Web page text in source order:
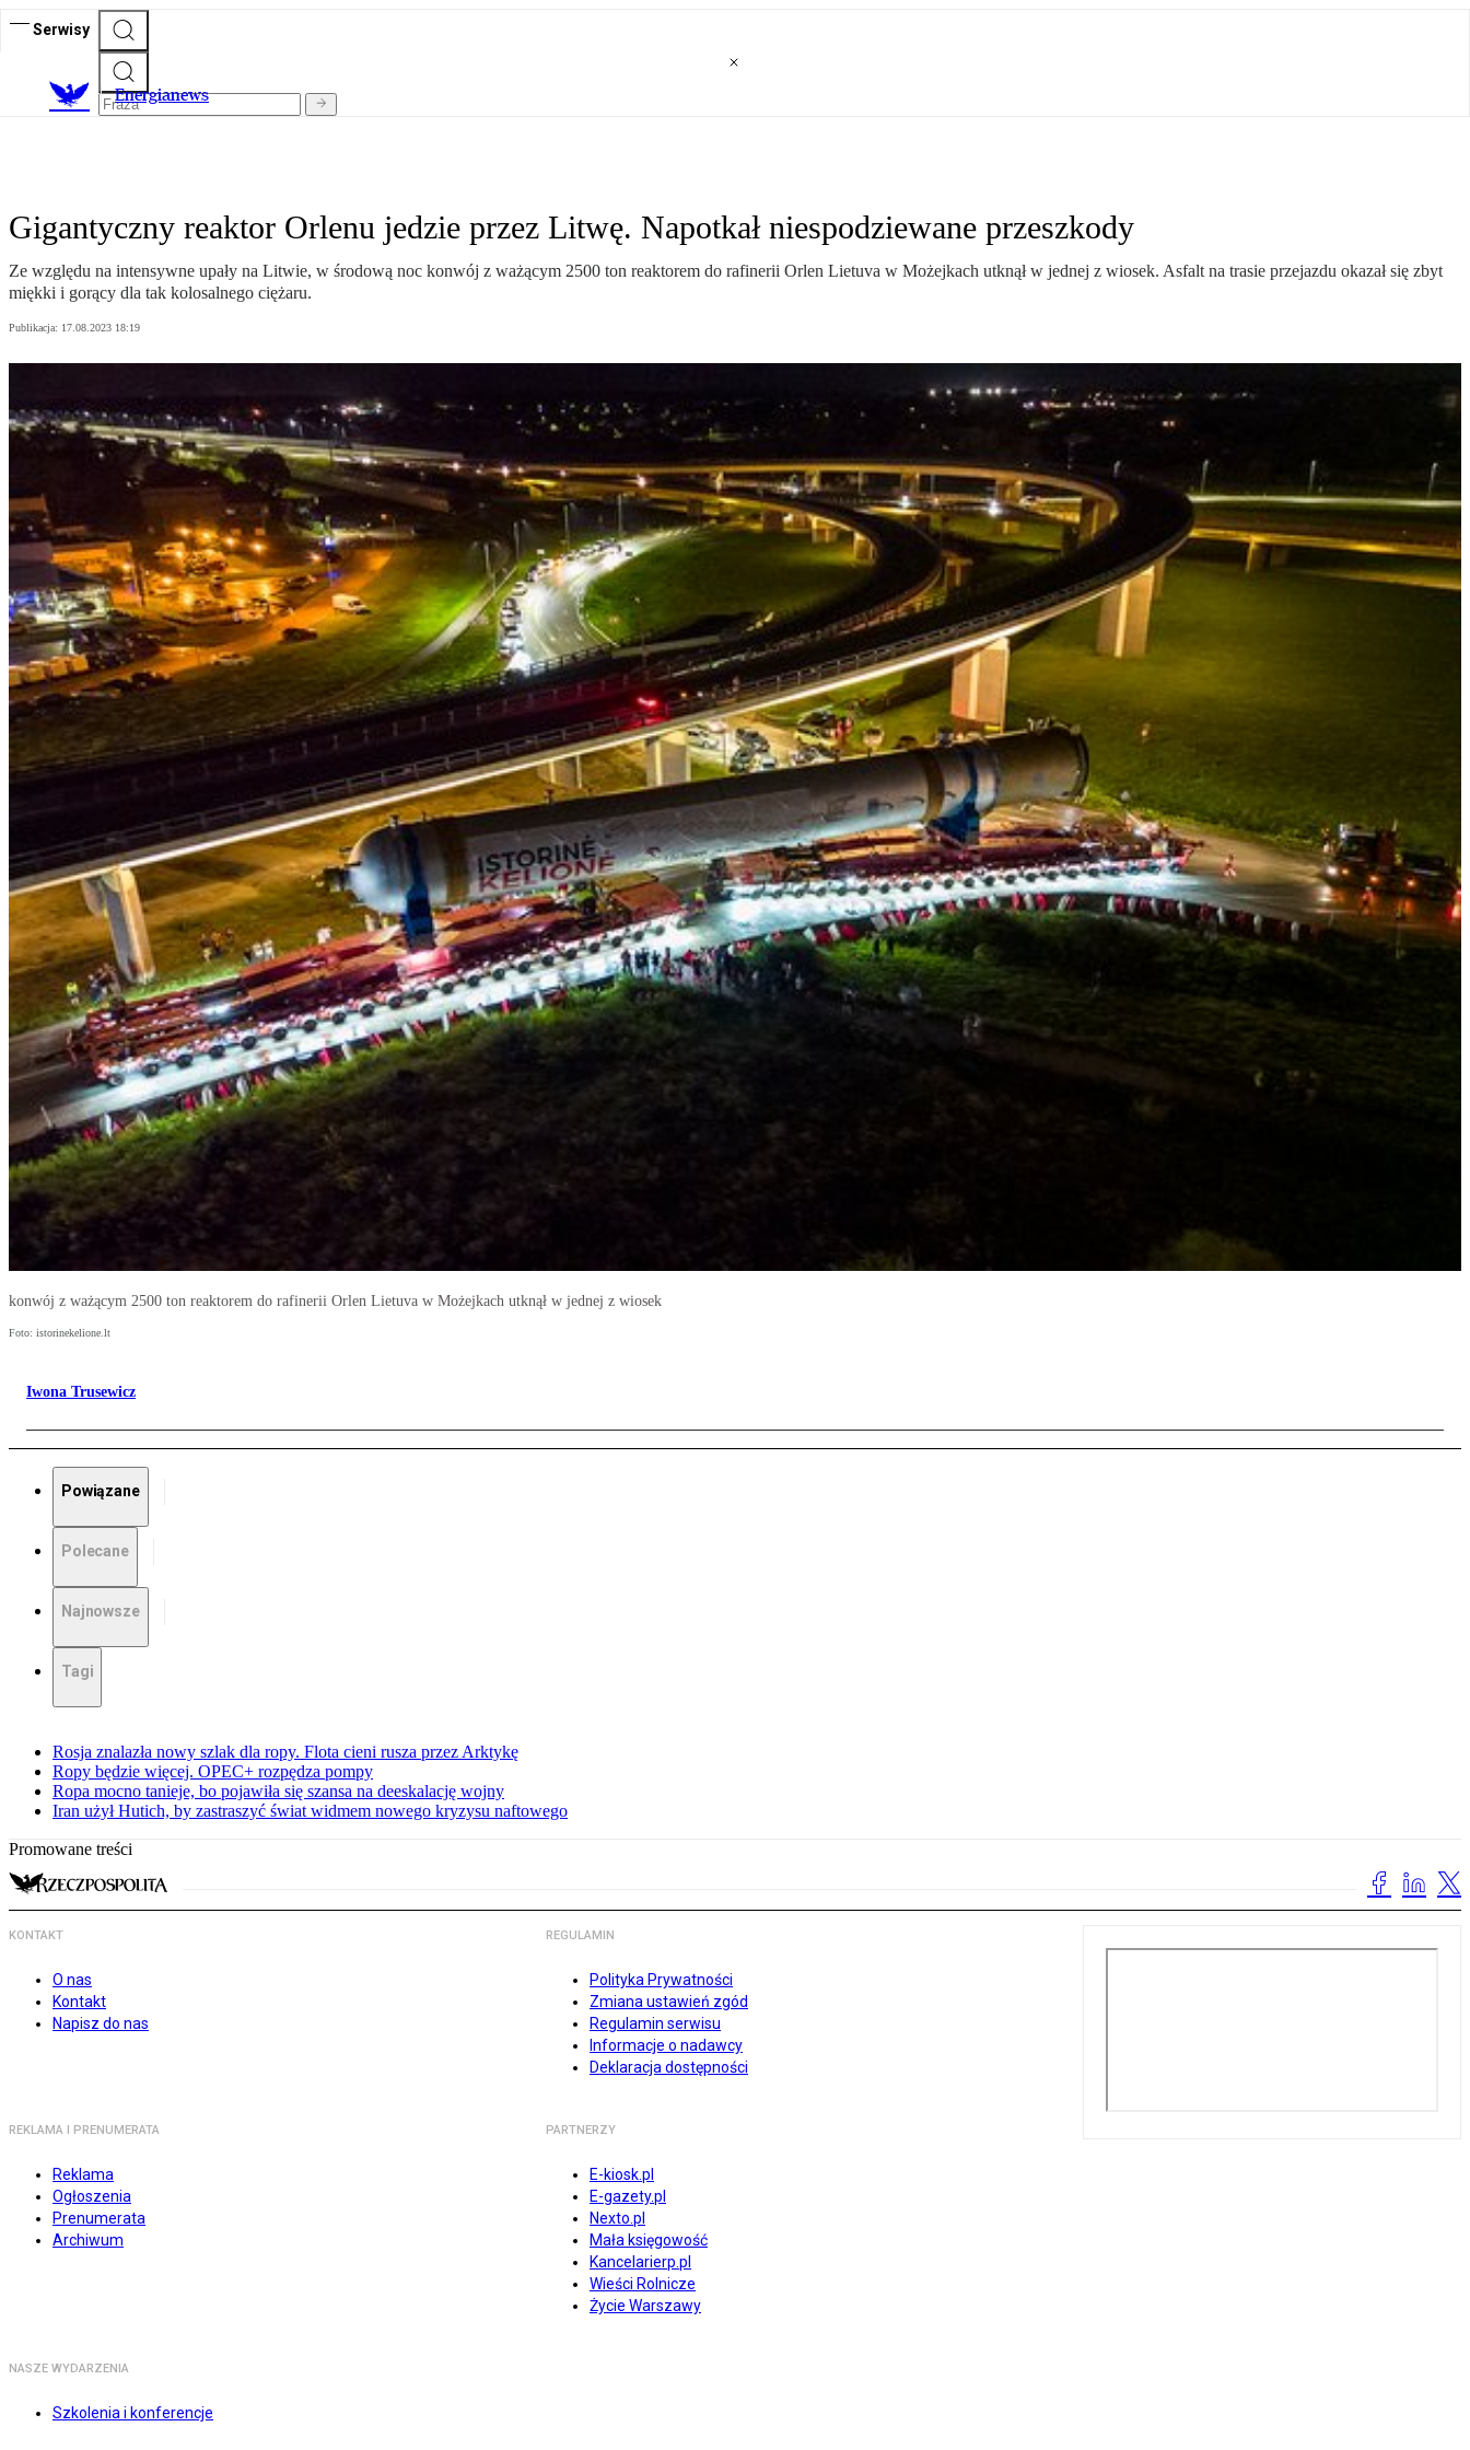
Serwisy
Energianews
Gigantyczny reaktor Orlenu jedzie przez Litwę. Napotkał niespodziewane przeszkody
Ze względu na intensywne upały na Litwie, w środową noc konwój z ważącym 2500 ton reaktorem do rafinerii Orlen Lietuva w Możejkach utknął w jednej z wiosek. Asfalt na trasie przejazdu okazał się zbyt
miękki i gorący dla tak kolosalnego ciężaru.
Publikacja: 17.08.2023 18:19
konwój z ważącym 2500 ton reaktorem do rafinerii Orlen Lietuva w Możejkach utknął w jednej z wiosek
Foto: istorinekelione.lt
Iwona Trusewicz
Powiązane
Polecane
Najnowsze
Tagi
Rosja znalazła nowy szlak dla ropy. Flota cieni rusza przez Arktykę
Ropy będzie więcej. OPEC+ rozpędza pompy
Ropa mocno tanieje, bo pojawiła się szansa na deeskalację wojny
Iran użył Hutich, by zastraszyć świat widmem nowego kryzysu naftowego
Promowane treści
KONTAKT
O nas
Kontakt
Napisz do nas
REGULAMIN
Polityka Prywatności
Zmiana ustawień zgód
Regulamin serwisu
Informacje o nadawcy
Deklaracja dostępności
REKLAMA I PRENUMERATA
Reklama
Ogłoszenia
Prenumerata
Archiwum
PARTNERZY
E-kiosk.pl
E-gazety.pl
Nexto.pl
Mała księgowość
Kancelarierp.pl
Wieści Rolnicze
Życie Warszawy
NASZE WYDARZENIA
Szkolenia i konferencje